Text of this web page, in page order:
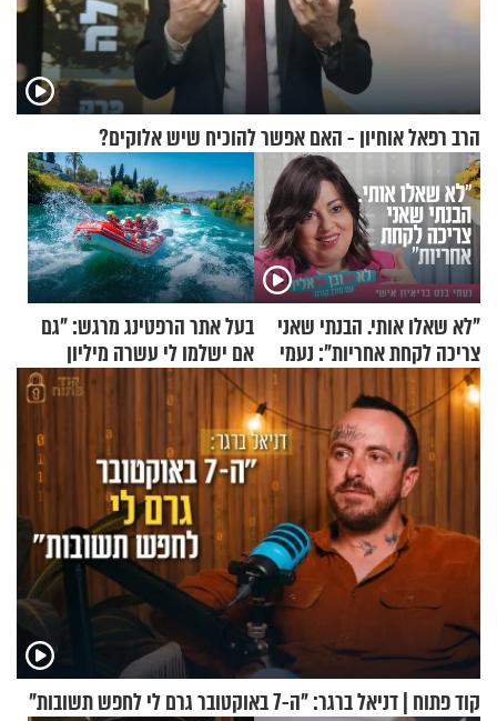
הרב רפאל אוחיון - האם אפשר להוכיח שיש אלוקים?
"לא שאלו אותי. הבנתי שאני
צריכה לקחת אחריות": נעמי
בנט בריאיון אישי
בעל אתר הרפטינג מרגש: "גם
אם ישלמו לי עשרה מיליון
שקלים - לא אפתח בשבת"
קוד פתוח | דניאל ברגר: "ה-7 באוקטובר גרם לי לחפש תשובות"